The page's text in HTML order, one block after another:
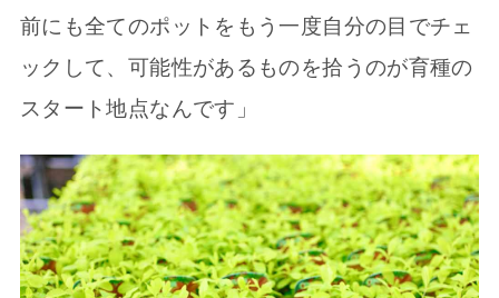
前にも全てのポットをもう一度自分の目でチェ
ックして、可能性があるものを拾うのが育種の
スタート地点なんです」